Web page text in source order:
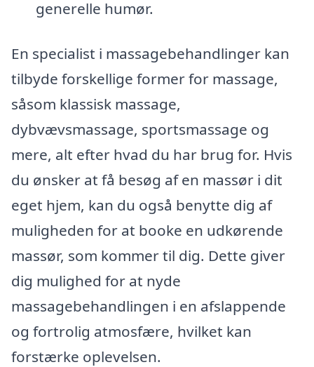
generelle humør.
En specialist i massagebehandlinger kan
tilbyde forskellige former for massage,
såsom klassisk massage,
dybvævsmassage, sportsmassage og
mere, alt efter hvad du har brug for. Hvis
du ønsker at få besøg af en massør i dit
eget hjem, kan du også benytte dig af
muligheden for at booke en udkørende
massør, som kommer til dig. Dette giver
dig mulighed for at nyde
massagebehandlingen i en afslappende
og fortrolig atmosfære, hvilket kan
forstærke oplevelsen.